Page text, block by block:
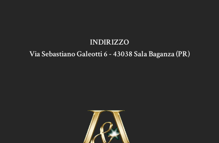
INDIRIZZO
Via Sebastiano Galeotti 6 - 43038 Sala Baganza (PR)